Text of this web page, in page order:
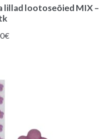
lillad lootoseõied MIX –
€